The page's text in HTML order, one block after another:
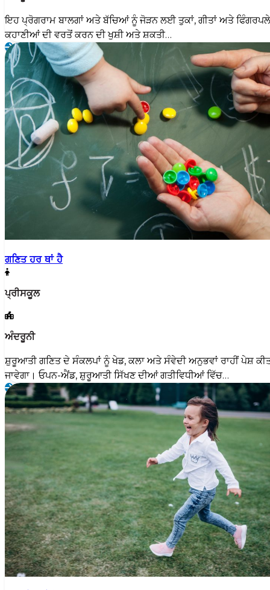
ਇਹ ਪ੍ਰੋਗਰਾਮ ਬਾਲਗਾਂ ਅਤੇ ਬੱਚਿਆਂ ਨੂੰ ਜੋੜਨ ਲਈ ਤੁਕਾਂ, ਗੀਤਾਂ ਅਤੇ ਫਿੰਗਰਪਲੇ
ਕਹਾਣੀਆਂ ਦੀ ਵਰਤੋਂ ਕਰਨ ਦੀ ਖੁਸ਼ੀ ਅਤੇ ਸ਼ਕਤੀ…
ਗਣਿਤ ਹਰ ਥਾਂ ਹੈ
ਪ੍ਰੀਸਕੂਲ
ਅੰਦਰੂਨੀ
ਸ਼ੁਰੂਆਤੀ ਗਣਿਤ ਦੇ ਸੰਕਲਪਾਂ ਨੂੰ ਖੇਡ, ਕਲਾ ਅਤੇ ਸੰਵੇਦੀ ਅਨੁਭਵਾਂ ਰਾਹੀਂ ਪੇਸ਼
ਜਾਵੇਗਾ। ਓਪਨ-ਐਂਡ, ਸ਼ੁਰੂਆਤੀ ਸਿੱਖਣ ਦੀਆਂ ਗਤੀਵਿਧੀਆਂ ਵਿੱਚ…